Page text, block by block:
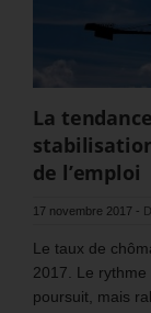
La
de l’emploi
17 novembre 2017 -
Le taux de
2017. Le rythme
poursuit, mais